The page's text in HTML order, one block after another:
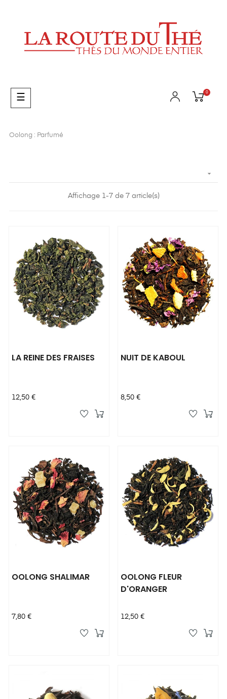
0
Basculer
la
☰
Oolong : Parfumé

Affichage 1-7 de 7 article(s)
LA REINE DES FRAISES
Prix
12,50 €
NUIT DE KABOUL
Prix
8,50 €
OOLONG SHALIMAR
Prix
7,80 €
OOLONG FLEUR
D'ORANGER
Prix
12,50 €